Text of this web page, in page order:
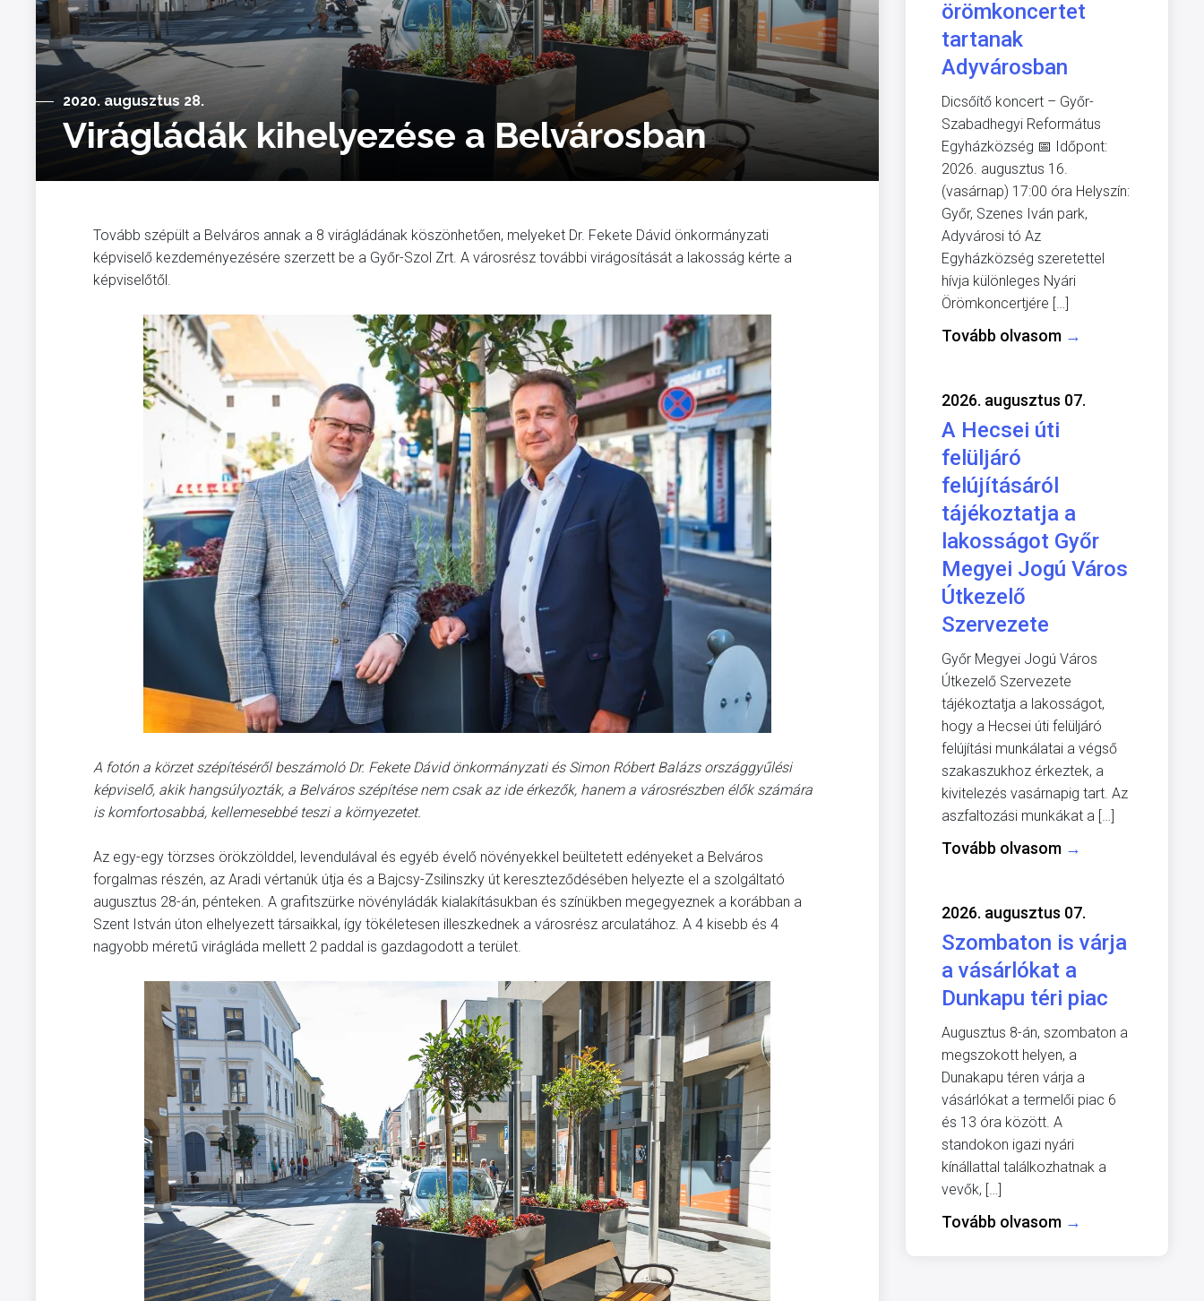
2020. augusztus 28.
Virágládák kihelyezése a Belvárosban
Tovább szépült a Belváros annak a 8 virágládának köszönhetően, melyeket Dr. Fekete Dávid önkormányzati
képviselő kezdeményezésére szerzett be a Győr-Szol Zrt. A városrész további virágosítását a lakosság kérte a
képviselőtől.
A fotón a körzet szépítéséről beszámoló Dr. Fekete Dávid önkormányzati és Simon Róbert Balázs országgyűlési
képviselő, akik hangsúlyozták, a Belváros szépítése nem csak az ide érkezők, hanem a városrészben élők számára
is komfortosabbá, kellemesebbé teszi a környezetet.
Az egy-egy törzses örökzölddel, levendulával és egyéb évelő növényekkel beültetett edényeket a Belváros
forgalmas részén, az Aradi vértanúk útja és a Bajcsy-Zsilinszky út kereszteződésében helyezte el a szolgáltató
augusztus 28-án, pénteken. A grafitszürke növényládák kialakításukban és színükben megegyeznek a korábban a
Szent István úton elhelyezett társaikkal, így tökéletesen illeszkednek a városrész arculatához. A 4 kisebb és 4
nagyobb méretű virágláda mellett 2 paddal is gazdagodott a terület.
örömkoncertet
tartanak
Adyvárosban
Dicsőítő koncert – Győr-
Szabadhegyi Református
Egyházközség 📅 Időpont:
2026. augusztus 16.
(vasárnap) 17:00 óra Helyszín:
Győr, Szenes Iván park,
Adyvárosi tó Az
Egyházközség szeretettel
hívja különleges Nyári
Örömkoncertjére […]
Tovább olvasom →
2026. augusztus 07.
A Hecsei úti
felüljáró
felújításáról
tájékoztatja a
lakosságot Győr
Megyei Jogú Város
Útkezelő
Szervezete
Győr Megyei Jogú Város
Útkezelő Szervezete
tájékoztatja a lakosságot,
hogy a Hecsei úti felüljáró
felújítási munkálatai a végső
szakaszukhoz érkeztek, a
kivitelezés vasárnapig tart. Az
aszfaltozási munkákat a […]
Tovább olvasom →
2026. augusztus 07.
Szombaton is várja
a vásárlókat a
Dunkapu téri piac
Augusztus 8-án, szombaton a
megszokott helyen, a
Dunakapu téren várja a
vásárlókat a termelői piac 6
és 13 óra között. A
standokon igazi nyári
kínállattal találkozhatnak a
vevők, […]
Tovább olvasom →